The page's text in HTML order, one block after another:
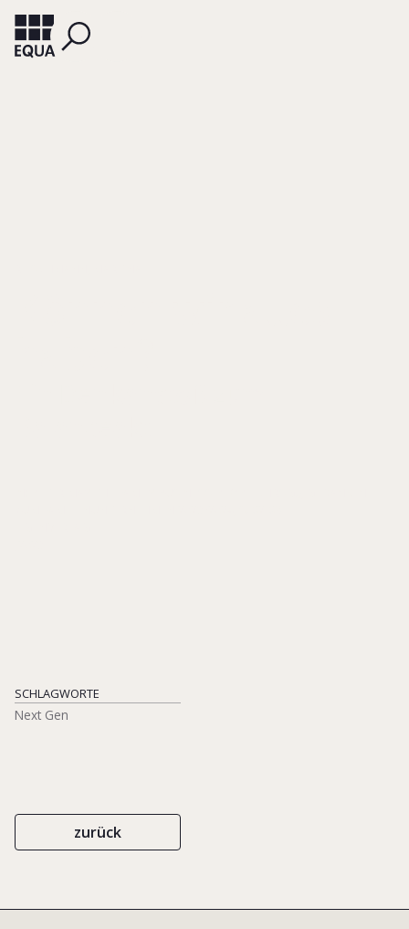
SCHLAGWORTE
Next Gen
zurück